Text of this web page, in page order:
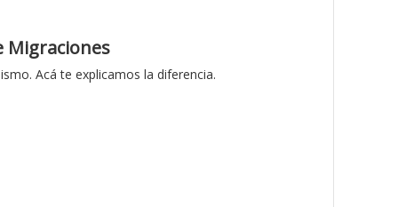
Migraciones
Acá te explicamos la diferencia.